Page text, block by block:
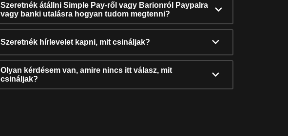
Szeretnék átállni Simple Pay-ről vagy Barionról Paypalra
vagy banki utalásra hogyan tudom megtenni?
Szeretnék hírlevelet kapni, mit csináljak?
Olyan kérdésem van, amire nincs itt válasz, mit
csináljak?